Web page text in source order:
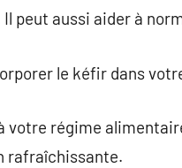
peut aussi aider à
le kéfir dans
votre régime
rafraîchissante.